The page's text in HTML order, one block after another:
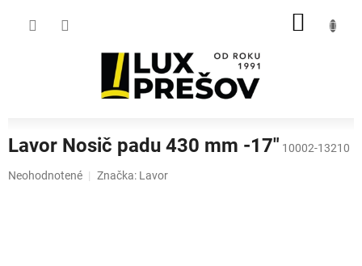
Lavor Nosič padu 430 mm -17" 10002-13210
Priemerné
Neohodnotené Značka: Lavor